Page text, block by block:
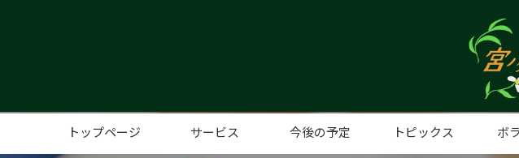
トップページ サービス 今後の予定 トピックス ボ